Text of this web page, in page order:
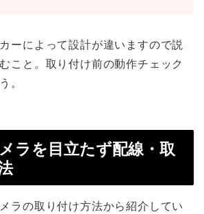
ーによって設計が違いますので説
こと。取り付け前の動作チェック
。
ラを目立たず配線・取
ラの取り付け方法から紹介してい